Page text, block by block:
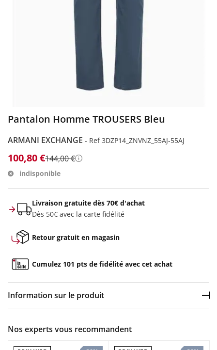
Pantalon Homme TROUSERS Bleu
ARMANI EXCHANGE - Ref 3DZP14_ZNVNZ_55AJ-55AJ
100,80 €144,00 € Détails
indisponible
Livraison gratuite dès 70€ d'achat
Dès 50€ avec la carte fidélité
Retour gratuit en magasin
Cumulez 101 pts de fidélité avec cet achat
Information sur le produit
Nos experts vous recommandent